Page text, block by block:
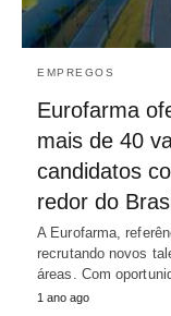
EMPREGOS
Eurofarma
mais de 40
candidatos
redor do
A Eurofarma,
recrutando novos
áreas. Com
1 ano ago